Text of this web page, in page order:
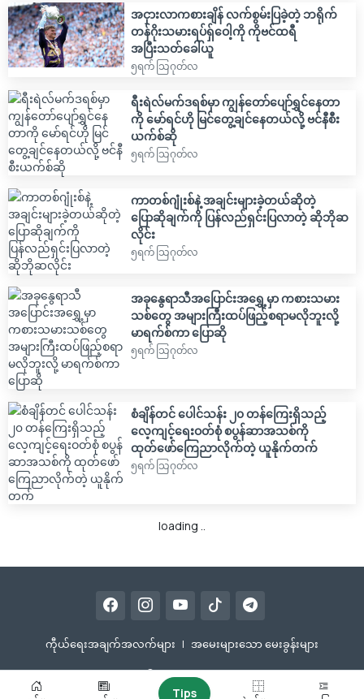
Tips
အငှားလာကစားချိန် လက်စွမ်းပြခဲ့တဲ့ ဘရိုက်
တန်ဂိုးသမားရပ်ရှ်ဝေါ့ကို ကိုဗင်ထရီ
အပြီးသတ်ခေါ်ယူ
၅ရက် သြဂုတ်လ
ရီးရဲလ်မက်ဒရစ်မှာ ကျွန်တော်ပျော်ရွှင်နေတာ
ကို မော်ရင်ဟို မြင်တွေ့ချင်နေတယ်လို့ ဗင်နီစီး
ယက်စ်ဆို
၅ရက် သြဂုတ်လ
ကာတစ်ဂျုံးစ်နဲ့ အချင်းများခဲ့တယ်ဆိုတဲ့
ပြောဆိုချက်ကို ပြန်လည်ရှင်းပြလာတဲ့ ဆိုဘိုဆ
လိုင်း
၅ရက် သြဂုတ်လ
အခုနွေရာသီအပြောင်းအရွှေ့မှာ ကစားသမား
သစ်တွေ အများကြီးထပ်ဖြည့်စရာမလိုဘူးလို့
မာရက်စ်ကာ ပြောဆို
၅ရက် သြဂုတ်လ
စံချိန်တင် ပေါင်သန်း ၂၀ တန်ကြေးရှိသည့်
လေ့ကျင့်ရေးဝတ်စုံ စပွန်ဆာအသစ်ကို
ထုတ်ဖော်ကြေညာလိုက်တဲ့ ယူနိုက်တက်
၅ရက် သြဂုတ်လ
loading ..
ကီုယ်ရေးအချက်အလက်များ | အမေးများသော မေးခွန်းများ
Since 2016 © CopyrightBallonestar